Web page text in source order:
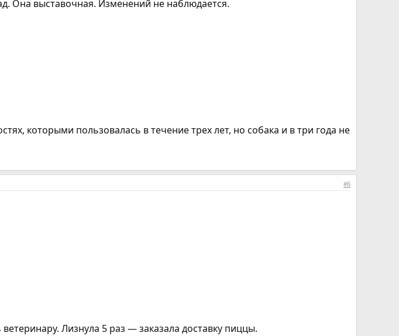
Она выставочная. Изменений не наблюдается.
которыми пользовалась в течение трех лет, но собака и в три года не
#6
Лизнула 5 раз — заказала доставку пиццы.